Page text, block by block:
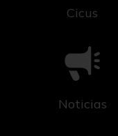
Cicus
Noticias